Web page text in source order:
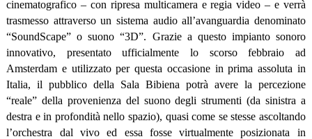
cinematografico – con ripresa multicamera e regia video – e verrà
trasmesso attraverso un sistema audio all’avanguardia denominato
“SoundScape” o suono “3D”. Grazie a questo impianto sonoro
innovativo, presentato ufficialmente lo scorso febbraio ad
Amsterdam e utilizzato per questa occasione in prima assoluta in
Italia, il pubblico della Sala Bibiena potrà avere la percezione
“reale” della provenienza del suono degli strumenti (da sinistra a
destra e in profondità nello spazio), quasi come se stesse ascoltando
l’orchestra dal vivo ed essa fosse virtualmente posizionata in